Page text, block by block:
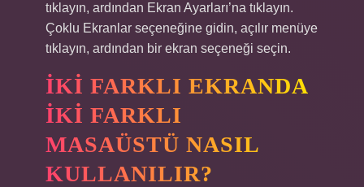
tıklayın, ardından Ekran Ayarları’na tıklayın.
Çoklu Ekranlar seçeneğine gidin, açılır menüye
tıklayın, ardından bir ekran seçeneği seçin.
İKI FARKLI EKRANDA
IKI FARKLI
MASAÜSTÜ NASIL
KULLANILIR?